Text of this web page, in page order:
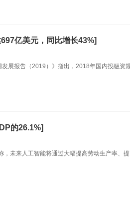
亿美元，同比增长43%]
展报告（2019）》指出，2018年国内投融资
的26.1%]
，未来人工智能将通过大幅提高劳动生产率、